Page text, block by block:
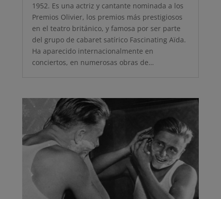
1952. Es una actriz y cantante nominada a los
Premios Olivier, los premios más prestigiosos
en el teatro británico, y famosa por ser parte
del grupo de cabaret satírico Fascinating Aïda.
Ha aparecido internacionalmente en
conciertos, en numerosas obras de…